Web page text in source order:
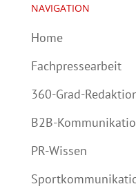
NAVIGATION
Home
Fachpressearbeit
360-Grad-
B2B-
PR-Wissen